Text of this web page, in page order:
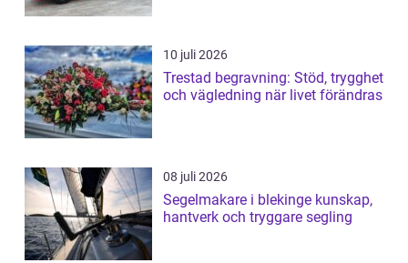
10 juli 2026
Trestad begravning: Stöd, trygghet
och vägledning när livet förändras
08 juli 2026
Segelmakare i blekinge kunskap,
hantverk och tryggare segling